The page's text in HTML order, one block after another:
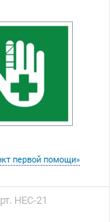
первой помощи»
НЕС-21